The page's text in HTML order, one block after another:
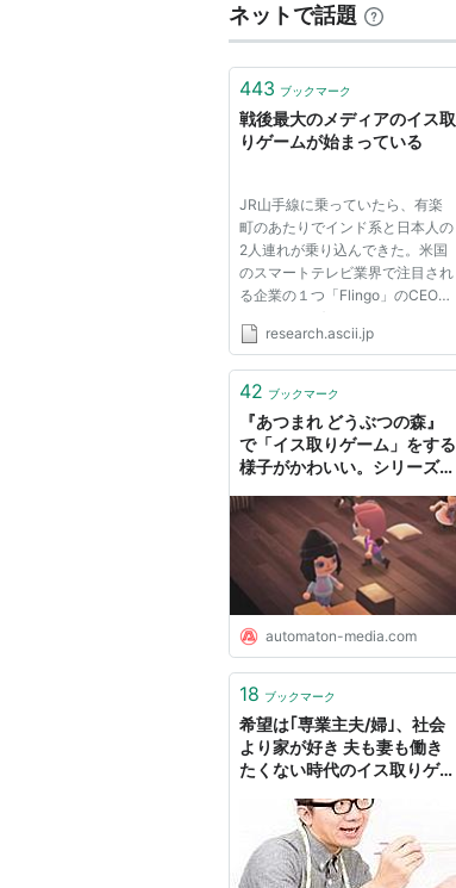
ネットで話題
443 ブックマーク
戦後最大のメディアのイス取
りゲームが始まっている
JR山手線に乗っていたら、有楽
町のあたりでインド系と日本人の
2人連れが乗り込んできた。米国
のスマートテレビ業界で注目され
る企業の１つ「Flingo」のCEOと
た。なぜわかったのかというと、
めていた雑誌で何かとお世話にな
は、...
research.ascii.jp
42 ブックマーク
『あつまれ どうぶつの森』
で「イス取りゲーム」をする
様子がかわいい。シリーズが
する - AUTOMATON
automaton-media.com
18 ブックマーク
希望は｢専業主夫/婦｣、社会
より家が好き 夫も妻も働き
たくない時代のイス取りゲー